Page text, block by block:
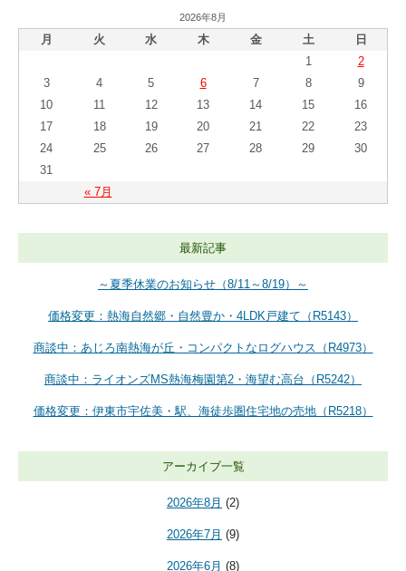
2026年8月
月 火 水 木 金 土 日
« 7月
1
2
3
4 5 6 7 8
9
10
11 12 13 14 15
16
17
18 19 20 21 22
23
24
25 26 27 28 29
30
31
最新記事
～夏季休業のお知らせ（8/11～8/19）～
価格変更：熱海自然郷・自然豊か・4LDK戸建て（R5143）
商談中：あじろ南熱海が丘・コンパクトなログハウス（R4973）
商談中：ライオンズMS熱海梅園第2・海望む高台（R5242）
価格変更：伊東市宇佐美・駅、海徒歩圏住宅地の売地（R5218）
アーカイブ一覧
2026年8月 (2)
2026年7月 (9)
2026年6月 (8)